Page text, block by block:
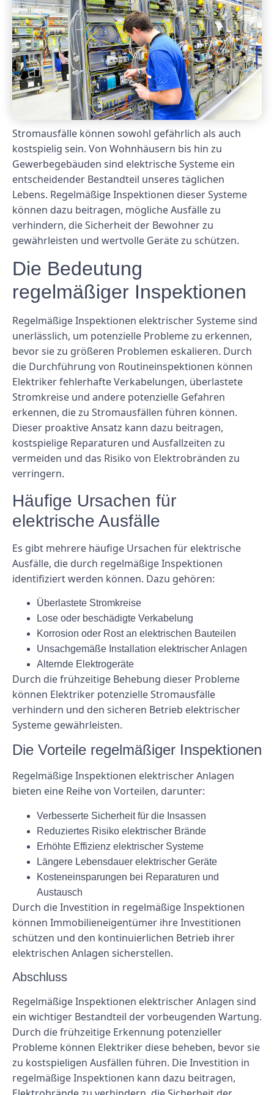
Stromausfälle können sowohl gefährlich als auch
kostspielig sein. Von Wohnhäusern bis hin zu
Gewerbegebäuden sind elektrische Systeme ein
entscheidender Bestandteil unseres täglichen
Lebens. Regelmäßige Inspektionen dieser Systeme
können dazu beitragen, mögliche Ausfälle zu
verhindern, die Sicherheit der Bewohner zu
gewährleisten und wertvolle Geräte zu schützen.
Die Bedeutung
regelmäßiger Inspektionen
Regelmäßige Inspektionen elektrischer Systeme sind
unerlässlich, um potenzielle Probleme zu erkennen,
bevor sie zu größeren Problemen eskalieren. Durch
die Durchführung von Routineinspektionen können
Elektriker fehlerhafte Verkabelungen, überlastete
Stromkreise und andere potenzielle Gefahren
erkennen, die zu Stromausfällen führen können.
Dieser proaktive Ansatz kann dazu beitragen,
kostspielige Reparaturen und Ausfallzeiten zu
vermeiden und das Risiko von Elektrobränden zu
verringern.
Häufige Ursachen für
elektrische Ausfälle
Es gibt mehrere häufige Ursachen für elektrische
Ausfälle, die durch regelmäßige Inspektionen
identifiziert werden können. Dazu gehören:
Überlastete Stromkreise
Lose oder beschädigte Verkabelung
Korrosion oder Rost an elektrischen Bauteilen
Unsachgemäße Installation elektrischer Anlagen
Alternde Elektrogeräte
Durch die frühzeitige Behebung dieser Probleme
können Elektriker potenzielle Stromausfälle
verhindern und den sicheren Betrieb elektrischer
Systeme gewährleisten.
Die Vorteile regelmäßiger Inspektionen
Regelmäßige Inspektionen elektrischer Anlagen
bieten eine Reihe von Vorteilen, darunter:
Verbesserte Sicherheit für die Insassen
Reduziertes Risiko elektrischer Brände
Erhöhte Effizienz elektrischer Systeme
Längere Lebensdauer elektrischer Geräte
Kosteneinsparungen bei Reparaturen und
Austausch
Durch die Investition in regelmäßige Inspektionen
können Immobilieneigentümer ihre Investitionen
schützen und den kontinuierlichen Betrieb ihrer
elektrischen Anlagen sicherstellen.
Abschluss
Regelmäßige Inspektionen elektrischer Anlagen sind
ein wichtiger Bestandteil der vorbeugenden Wartung.
Durch die frühzeitige Erkennung potenzieller
Probleme können Elektriker diese beheben, bevor sie
zu kostspieligen Ausfällen führen. Die Investition in
regelmäßige Inspektionen kann dazu beitragen,